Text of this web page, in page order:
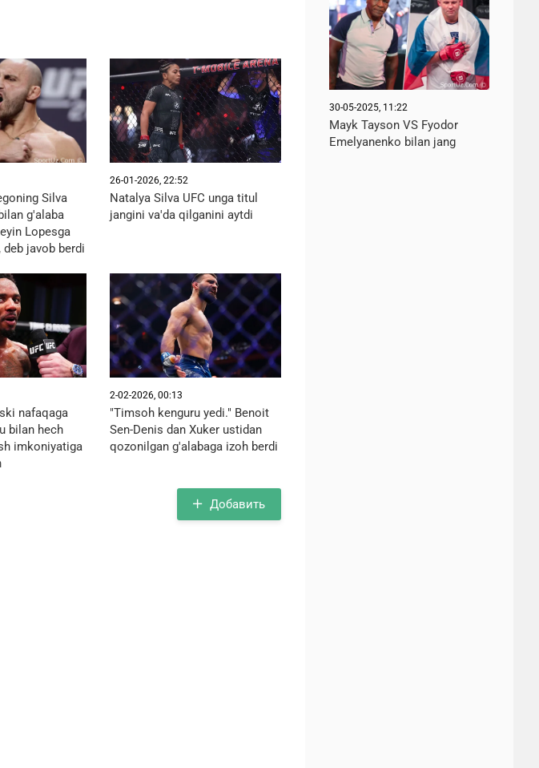
Silva
g'alaba
Lopesga
javob berdi
26-01-2026, 22:52
Natalya Silva UFC unga titul
jangini va'da qilganini aytdi
nafaqaga
bilan hech
imkoniyatiga
2-02-2026, 00:13
"Timsoh kenguru yedi." Benoit
Sen-Denis dan Xuker ustidan
qozonilgan g'alabaga izoh berdi
Добавить
30-05-2025, 11:22
Mayk Tayson VS Fyodor
Emelyanenko bilan jang